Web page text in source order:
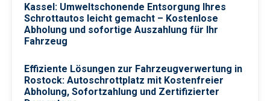
Kassel: Umweltschonende Entsorgung Ihres
Schrottautos leicht gemacht – Kostenlose
Abholung und sofortige Auszahlung für Ihr
Fahrzeug
Effiziente Lösungen zur Fahrzeugverwertung in
Rostock: Autoschrottplatz mit Kostenfreier
Abholung, Sofortzahlung und Zertifizierter